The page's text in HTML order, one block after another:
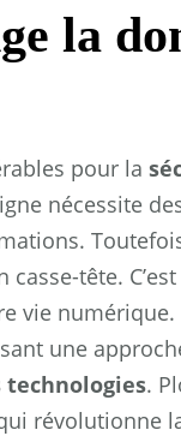
la
pour la
nécessite
tête.
vie
une
technologies.
révolutionne